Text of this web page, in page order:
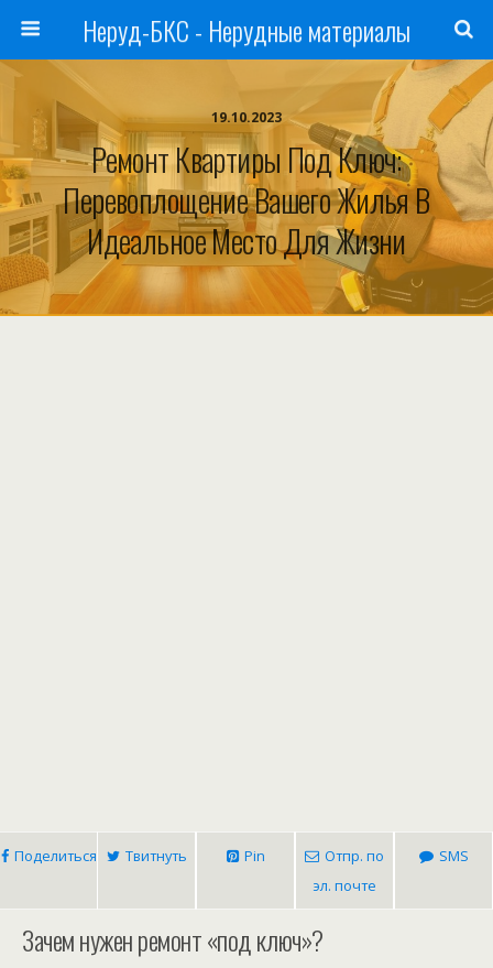
Неруд-БКС - Нерудные материалы
19.10.2023
Ремонт Квартиры Под Ключ:
Перевоплощение Вашего Жилья В
Идеальное Место Для Жизни
Поделиться Твитнуть Pin
Отпр. по
эл. почте
SMS
Зачем нужен ремонт «под ключ»?